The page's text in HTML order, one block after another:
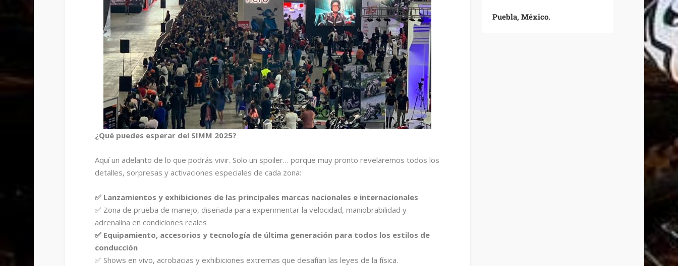
¿Qué puedes esperar del SIMM 2025?
Aquí un adelanto de lo que podrás vivir. Solo un spoiler… porque muy pronto revelaremos todos los
detalles, sorpresas y activaciones especiales de cada zona:
✅ Lanzamientos y exhibiciones de las principales marcas nacionales e internacionales
✅ Zona de prueba de manejo, diseñada para experimentar la velocidad, maniobrabilidad y
adrenalina en condiciones reales
✅ Equipamiento, accesorios y tecnología de última generación para todos los estilos de
conducción
✅ Shows en vivo, acrobacias y exhibiciones extremas que desafían las leyes de la física.
Puebla, México.